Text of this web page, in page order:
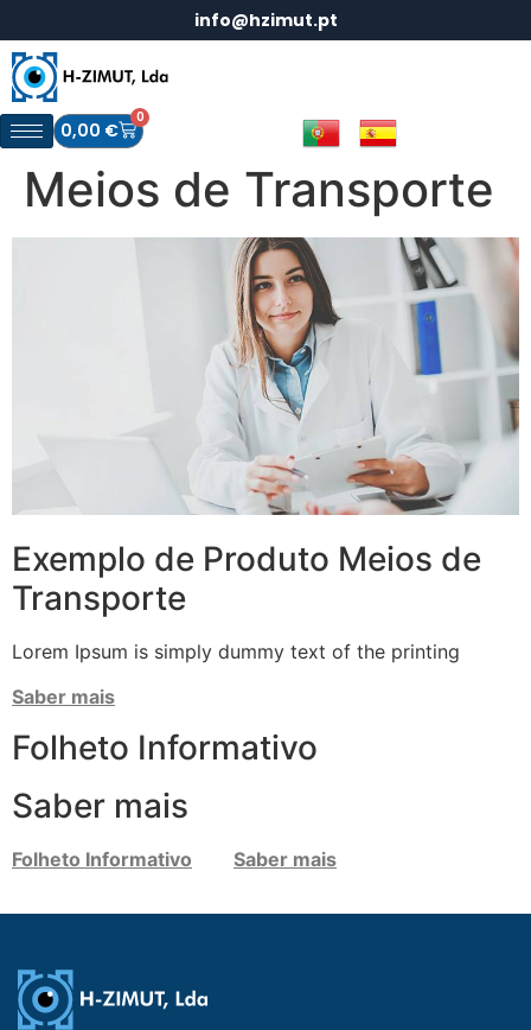
info@hzimut.pt
0,00 €
0
Meios de Transporte
Exemplo de Produto Meios de
Transporte
Lorem Ipsum is simply dummy text of the printing
Saber mais
Folheto Informativo
Saber mais
Folheto Informativo Saber mais